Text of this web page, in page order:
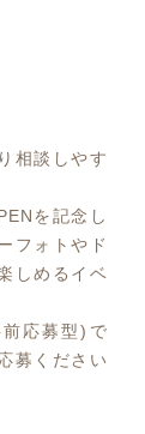
相談しやす
を記念し
フォトやド
しめるイベ
応募型)で
募ください